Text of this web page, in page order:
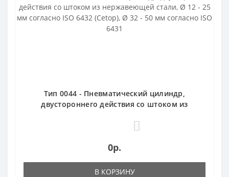
Тип 0044 - Пневматический цилиндр,
двустороннего действия со штоком из
0р.
В КОРЗИНУ